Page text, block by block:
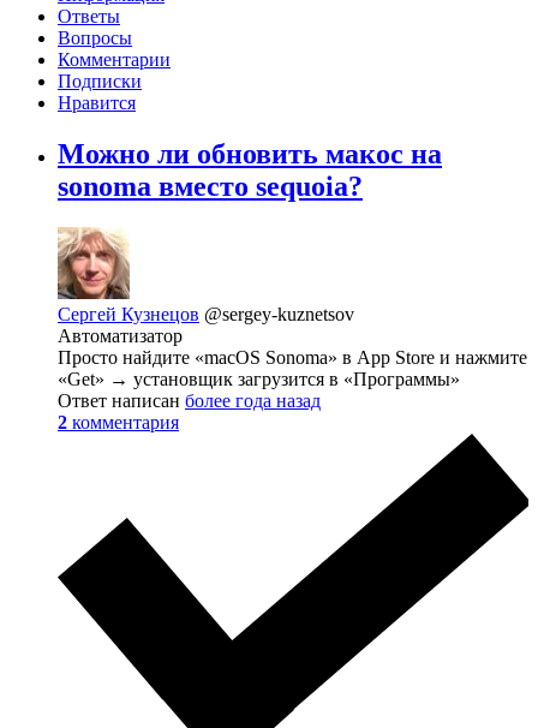
Ответы
Вопросы
Комментарии
Подписки
Нравится
Можно ли обновить макос на
sonoma вместо sequoia?
Сергей Кузнецов @sergey-kuznetsov
Автоматизатор
Просто найдите «macOS Sonoma» в App Store и нажмите
«Get» → установщик загрузится в «Программы»
Ответ написан более года назад
2 комментария